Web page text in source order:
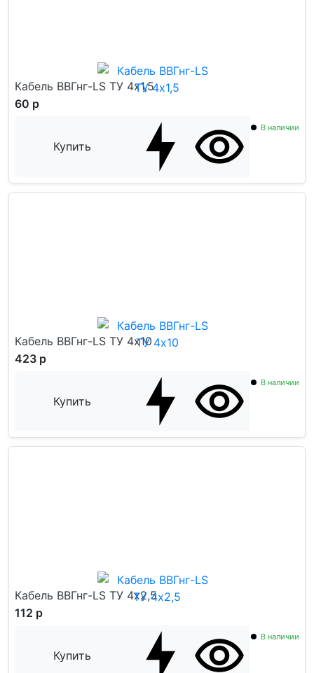
Кабель ВВГнг-LS ТУ 4x1,5
60 р
Купить
В наличии
Кабель ВВГнг-LS ТУ 4x10
423 р
Купить
В наличии
Кабель ВВГнг-LS ТУ 4x2,5
112 р
Купить
В наличии